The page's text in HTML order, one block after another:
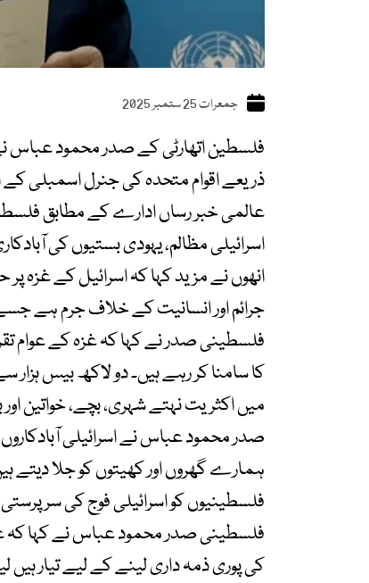
جمعرات 25 ستمبر 2025
فلسطین اتھارٹی کے صدر محمود عباس
ذریعے اقوام متحدہ کی جنرل اسمبلی
عالمی خبر رساں ادارے کے مطابق
اسرائیلی مظالم، یہودی بستیوں کی
انھوں نے مزید کہا کہ اسرائیل کے
جرائم اور انسانیت کے خلاف جرم ہے جسے
کا سامنا کر رہے ہیں۔ دو لاکھ بیس
میں اکثریت نہتے شہری، بچے، خواتین
صدر محمود عباس نے اسرائیلی
ہمارے گھروں اور کھیتوں کو جلا دیتے
فلسطینیوں کو اسرائیلی فوج کی
فلسطینی صدر محمود عباس نے کہا کہ
کی پوری ذمہ داری لینے کے لیے تیار